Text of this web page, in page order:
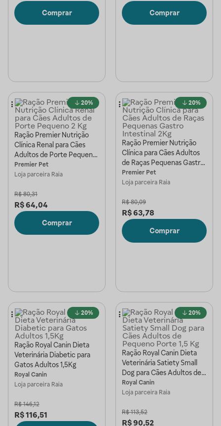
Comprar Comprar
20%
Ração Premier Nutrição
Clínica Renal para Cães
Adultos de Porte Pequeno
2 Kg
Premier Pet
Loja parceira Raia
R$ 80,31
R$64,04
Comprar
20%
Ração Premier Nutrição
Clínica para Cães Adultos
de Raças Pequenas Gastro
Intestinal 2Kg
Premier Pet
Loja parceira Raia
R$ 80,09
R$63,78
Comprar
20%
Ração Royal Canin Dieta
Veterinária Diabetic para
Gatos Adultos 1,5Kg
Royal Canin
Loja parceira Raia
R$ 146,12
R$116,51
20%
Ração Royal Canin Dieta
Veterinária Satiety Small
Dog para Cães Adultos de
Pequeno Porte 1,5 Kg
Royal Canin
Loja parceira Raia
R$ 113,52
R$90,52